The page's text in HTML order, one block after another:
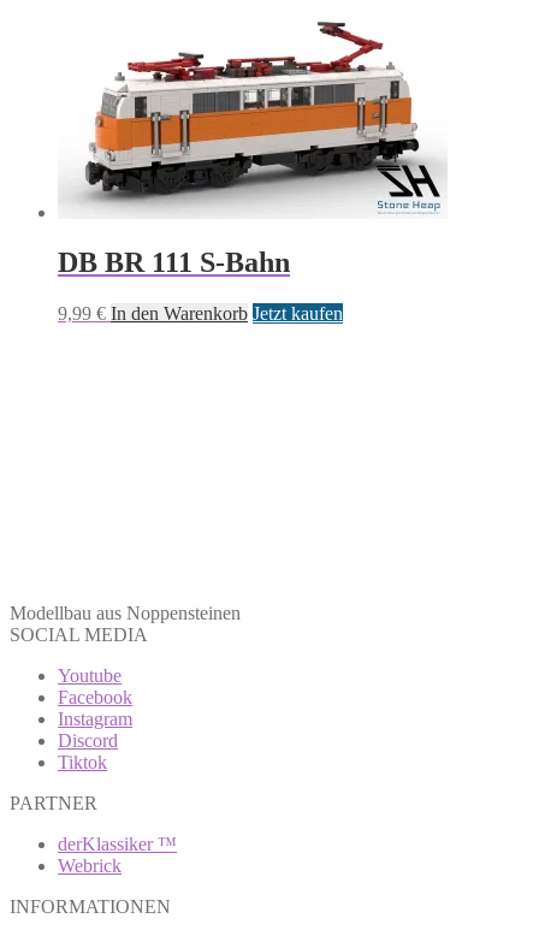
DB BR 111 S-Bahn
9,99 € In den Warenkorb Jetzt kaufen
Modellbau aus Noppensteinen
SOCIAL MEDIA
Youtube
Facebook
Instagram
Discord
Tiktok
PARTNER
derKlassiker ™
Webrick
INFORMATIONEN